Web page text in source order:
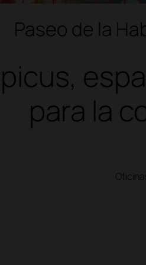
Paseo de la
para la